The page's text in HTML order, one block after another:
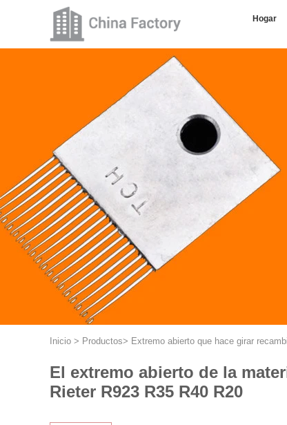
Hogar
Inicio > Productos> Extremo abierto que hace girar
El extremo abierto de la
Rieter R923 R35 R40 R20